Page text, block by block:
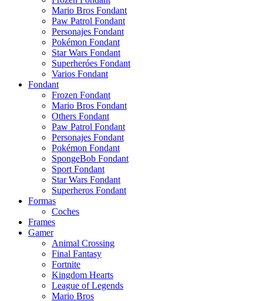
Mario Bros Fondant
Paw Patrol Fondant
Personajes Fondant
Pokémon Fondant
Star Wars Fondant
Superheróes Fondant
Varios Fondant
Fondant
Frozen Fondant
Mario Bros Fondant
Others Fondant
Paw Patrol Fondant
Personajes Fondant
Pokémon Fondant
SpongeBob Fondant
Sport Fondant
Star Wars Fondant
Superheros Fondant
Formas
Coches
Frames
Gamer
Animal Crossing
Final Fantasy
Fortnite
Kingdom Hearts
League of Legends
Mario Bros